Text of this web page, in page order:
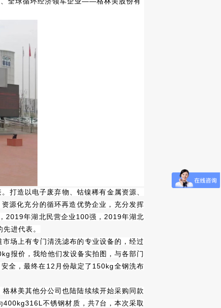
打造以电子废弃物、钴镍稀有金属资源、
源化充分的循环再造优势企业，充分发挥
2019年湖北民营企业100强，2019年湖北
进代表。
场上有专门清洗滤布的专业设备的，经过
报价，我给他们发设备实拍图，与各部门
全，最终在12月份敲定了150kg全钢洗布
林美其他分公司也陆陆续续开始采购同款
400kg316L不锈钢材质，共7台，本次采取